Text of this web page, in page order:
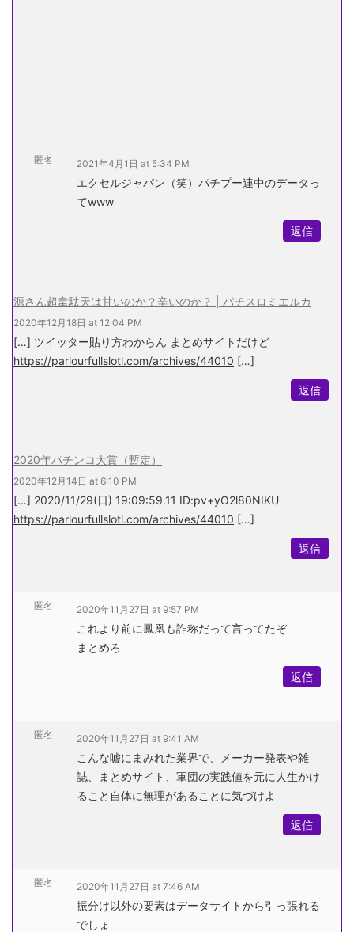
匿名 2021年4月1日 at 5:34 PM
エクセルジャパン（笑）パチプー連中のデータっ
てwww
返信
源さん超韋駄天は甘いのか？辛いのか？ | パチスロミエルカ
2020年12月18日 at 12:04 PM
[…] ツイッター貼り方わからん まとめサイトだけど
https://parlourfullslotl.com/archives/44010 […]
返信
2020年パチンコ大賞（暫定）
2020年12月14日 at 6:10 PM
[…] 2020/11/29(日) 19:09:59.11 ID:pv+yO2l80NIKU
https://parlourfullslotl.com/archives/44010 […]
返信
匿名 2020年11月27日 at 9:57 PM
これより前に鳳凰も詐称だって言ってたぞ
まとめろ
返信
匿名 2020年11月27日 at 9:41 AM
こんな嘘にまみれた業界で、メーカー発表や雑
誌、まとめサイト、軍団の実践値を元に人生かけ
ること自体に無理があることに気づけよ
返信
匿名 2020年11月27日 at 7:46 AM
振分け以外の要素はデータサイトから引っ張れる
でしょ